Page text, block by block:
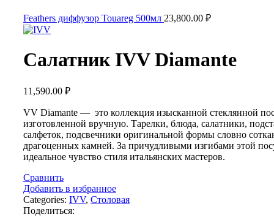
Feathers диффузор Touareg 500мл 23,800.00 ₽
Салатник IVV Diamante
11,590.00 ₽
VV Diamante — это коллекция изысканной стеклянной
изготовленной вручную. Тарелки, блюда, салатники,
салфеток, подсвечники оригинальной формы словно
драгоценных камней. За причудливыми изгибами этой
идеальное чувство стиля итальянских мастеров.
Сравнить
Добавить в избранное
Categories: IVV, Столовая
Поделиться: